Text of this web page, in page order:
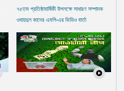
৭৫তম প্রতিষ্ঠাবার্ষিকী উপলক্ষে সাধারণ সম্পাদক
ওবায়দুল কাদের এমপি-এর ভিডিও বার্তা